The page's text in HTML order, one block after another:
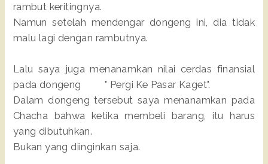
rambut keritingnya.
Namun setelah mendengar dongeng ini, dia tidak
malu lagi dengan rambutnya.
Lalu saya juga menanamkan nilai cerdas finansial
pada dongeng " Pergi Ke Pasar Kaget".
Dalam dongeng tersebut saya menanamkan pada
Chacha bahwa ketika membeli barang, itu harus
yang dibutuhkan.
Bukan yang diinginkan saja.